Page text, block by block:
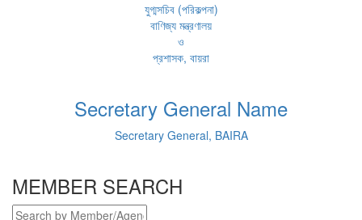
যুগ্মসচিব (পরিকল্পনা)
বাণিজ্য মন্ত্রণালয়
ও
প্রশাসক, বায়রা
Secretary General Name
Secretary General, BAIRA
MEMBER SEARCH